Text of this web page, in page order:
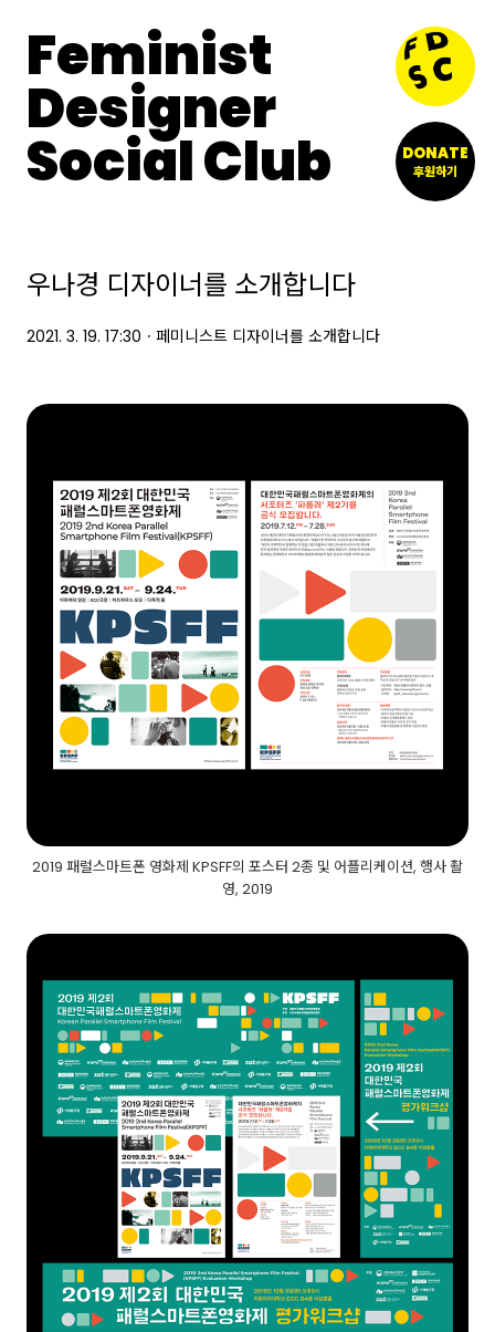
Feminist
Designer
Social Club DONATE
후원하기
우나경 디자이너를 소개합니다
2021. 3. 19. 17:30 ㆍ 페미니스트 디자이너를 소개합니다
2019 패럴스마트폰 영화제 KPSFF의 포스터 2종 및 어플리케이션, 행사 촬
영, 2019